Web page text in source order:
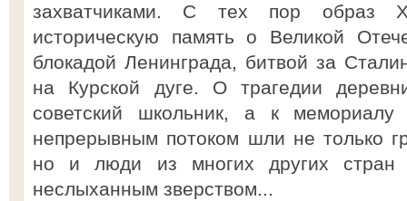
захватчиками. С тех пор образ
историческую память о Великой
блокадой Ленинграда, битвой за
на Курской дуге. О трагедии
советский школьник, а к мемориалу
непрерывным потоком шли не только
но и люди из многих других стран
неслыханным зверством...